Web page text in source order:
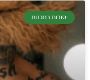
יסודות בתכנות